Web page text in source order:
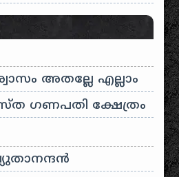
അതല്ലേ എല്ലാം
ഗണപതി ക്ഷേത്രം